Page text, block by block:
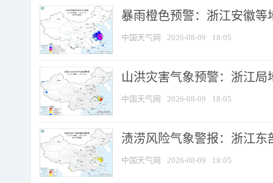
暴雨橙色预警：浙江安徽等
中国天气网 2026-08-09 18:05
山洪灾害气象预警：浙江
中国天气网 2026-08-09 18:05
渍涝风险气象警报：浙江
中国天气网 2026-08-09 18:05